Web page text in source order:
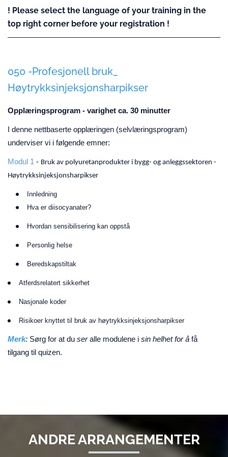
! Please select the language of your training in the
top right corner before your registration !
050 -Profesjonell bruk_
Høytrykksinjeksjonsharpikser
Opplæringsprogram - varighet ca. 30 minutter
I denne nettbaserte opplæringen (selvlæringsprogram)
underviser vi i følgende emner:
Modul 1 - Bruk av polyuretanprodukter i bygg- og anleggssektoren -
Høytrykksinjeksjonsharpikser
Innledning
Hva er diisocyanater?
Hvordan sensibilisering kan oppstå
Personlig helse
Beredskapstiltak
Atferdsrelatert sikkerhet
Nasjonale koder
Risikoer knyttet til bruk av høytrykksinjeksjonsharpikser
Merk: Sørg for at du seralle modulene i sin helhet for å få
tilgang til quizen.
ANDRE ARRANGEMENTER